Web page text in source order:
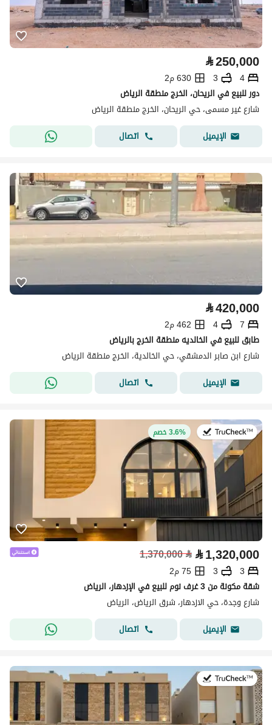
⃁250,000
4
3
630 م2
دور للبيع في الريحان، الخرج منطقة الرياض
شارع غير مسمى، حي الريحان، الخرج منطقة الرياض
الإيميل
اتصال
⃁420,000
7
4
462 م2
طابق للبيع في الخالديه منطقة الخرج بالرياض
شارع ابن صابر الدمشقي، حي الخالدية، الخرج منطقة الرياض
الإيميل
اتصال
في:11 يوليو 20263.6% خصم
⃁1,320,000
⃁
1,370,000
3
3
75 م2
شقة مكونة من 3 غرف نوم للبيع في الإزدهار، الرياض
شارع وجدة، حي الازدهار، شرق الرياض، الرياض
الإيميل
اتصال
في:27 يوليو 2026